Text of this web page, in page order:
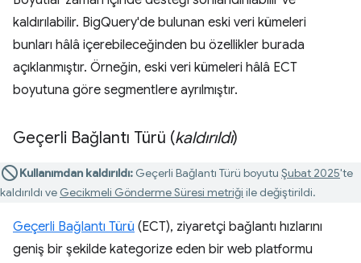
kaldırılabilir. BigQuery'de bulunan eski veri kümeleri
bunları hâlâ içerebileceğinden bu özellikler burada
açıklanmıştır. Örneğin, eski veri kümeleri hâlâ ECT
boyutuna göre segmentlere ayrılmıştır.
Geçerli Bağlantı Türü (kaldırıldı)
Kullanımdan kaldırıldı: Geçerli Bağlantı Türü boyutu Şubat 2025'te
kaldırıldı ve Gecikmeli Gönderme Süresi metriği ile değiştirildi.
Geçerli Bağlantı Türü (ECT), ziyaretçi bağlantı hızlarını
geniş bir şekilde kategorize eden bir web platformu